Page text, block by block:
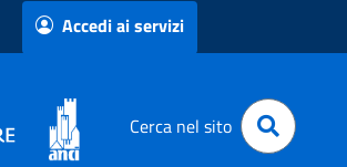
Accedi ai servizi
Cerca nel sito